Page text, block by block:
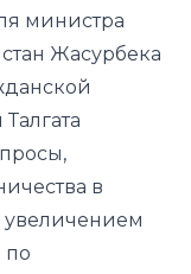
министра
Жасурбека
в
по